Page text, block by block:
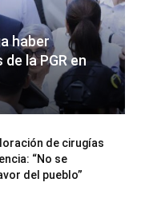
haber
la PGR en
de cirugías
“No se
del pueblo”